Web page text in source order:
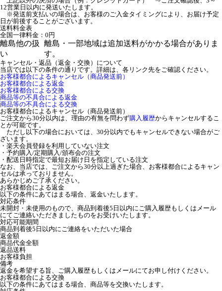
12営業日以内に発送いたします。
※発送前支払いの場合は、お客様のご入金タイミングにより、お届け予定
日が前後することがございます。
送料料金表
全国一律料金：0円
離島他の扱
い
離島・一部地域は追加送料がかかる場合がありま
す。
キャンセル・返品（返金・交換）について
当店では以下の条件の通りです。詳細は、各リンク先をご確認ください。
お客様都合によるキャンセル（商品発送前）
お客様都合による返金
お客様都合による交換
商品等の不具合による返金
商品等の不具合による交換
お客様都合によるキャンセル（商品発送前）
ご注文から30分以内は、理由の有無を問わず購入履歴からキャンセルするこ
とが可能です。
ただし以下の場合においては、30分以内でもキャンセルできない場合がご
ざいます。
・楽天会員登録を利用していない注文
・予約購入/定期購入/頒布会の注文
・配送日時指定で最短お届け日を指定している注文
なお、当店では、ご注文から30分以上過ぎた場合、お客様都合によるキャン
セルは承っておりません。
あらかじめご了承ください。
お客様都合による返金
以下の条件にあてはまる場合、返金いたします。
対応条件
未開封・未使用のもので、商品到着後5日以内にご購入履歴もしくはメール
にてご連絡いただきましたものをお受けいたします。
対応可能期間
商品到着後5日以内にご連絡をいただいた場合
返金額
商品代金全額
返品送料
お客様負担
備考
返金を希望する旨、ご購入履歴もしくはメールにてお申し付けください。
お客様都合による交換
以下の条件にあてはまる場合、商品等を交換いたします。